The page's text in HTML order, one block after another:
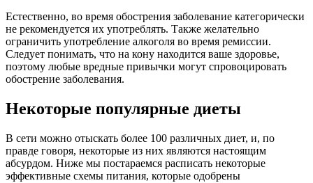
Естественно, во время обострения заболевание категорически
не рекомендуется их употреблять. Также желательно
ограничить употребление алкоголя во время ремиссии.
Следует понимать, что на кону находится ваше здоровье,
поэтому любые вредные привычки могут спровоцировать
обострение заболевания.
Некоторые популярные диеты
В сети можно отыскать более 100 различных диет, и, по
правде говоря, некоторые из них являются настоящим
абсурдом. Ниже мы постараемся расписать некоторые
эффективные схемы питания, которые одобрены